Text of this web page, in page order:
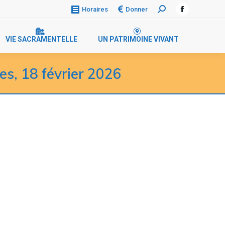
Horaires Donner
VIE SACRAMENTELLE UN PATRIMOINE VIVANT
18 février 2026